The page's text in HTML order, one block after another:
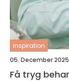
inspiration
05. December 2025
Få tryg